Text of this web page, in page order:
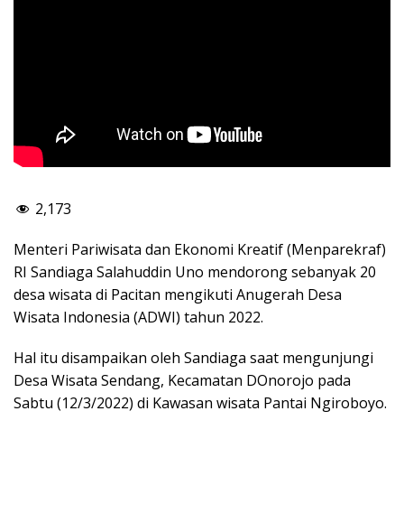
2,173
Menteri Pariwisata dan Ekonomi Kreatif (Menparekraf)
RI Sandiaga Salahuddin Uno mendorong sebanyak 20
desa wisata di Pacitan mengikuti Anugerah Desa
Wisata Indonesia (ADWI) tahun 2022.
Hal itu disampaikan oleh Sandiaga saat mengunjungi
Desa Wisata Sendang, Kecamatan DOnorojo pada
Sabtu (12/3/2022) di Kawasan wisata Pantai Ngiroboyo.